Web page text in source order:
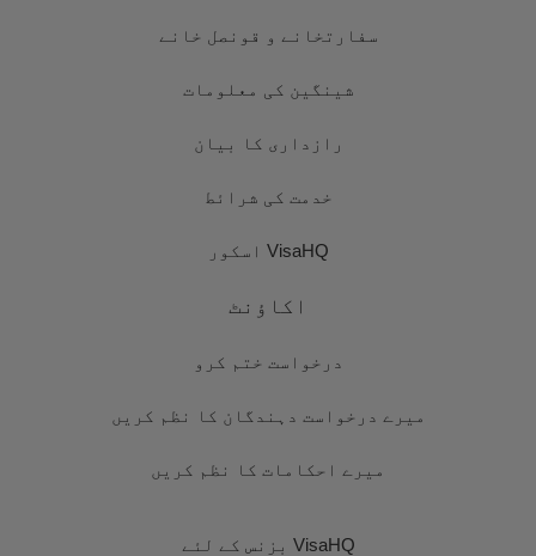
سفارتخانے و قونصل خانے
شینگین کی معلومات
رازداری کا بیان
خدمت کی شرائط
VisaHQ اسکور
اکاؤنٹ
درخواست ختم کرو
میرے درخواست دہندگان کا نظم کریں
میرے احکامات کا نظم کریں
VisaHQ بزنس کے لئے